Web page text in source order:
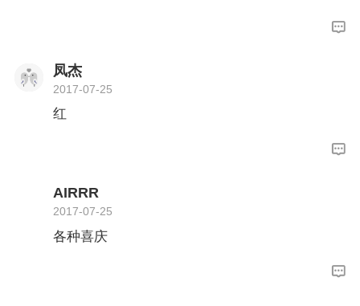
凤杰
2017-07-25
红
AIRRR
2017-07-25
各种喜庆